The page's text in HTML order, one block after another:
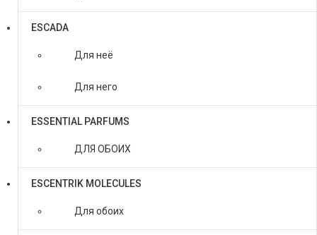
ESCADA
Для неё
Для него
ESSENTIAL PARFUMS
ДЛЯ ОБОИХ
ESCENTRIK MOLECULES
Для обоих